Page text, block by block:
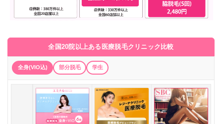
全国20院以上ある医療脱毛クリニック比較
全身(VIO込) 部分脱毛 学生